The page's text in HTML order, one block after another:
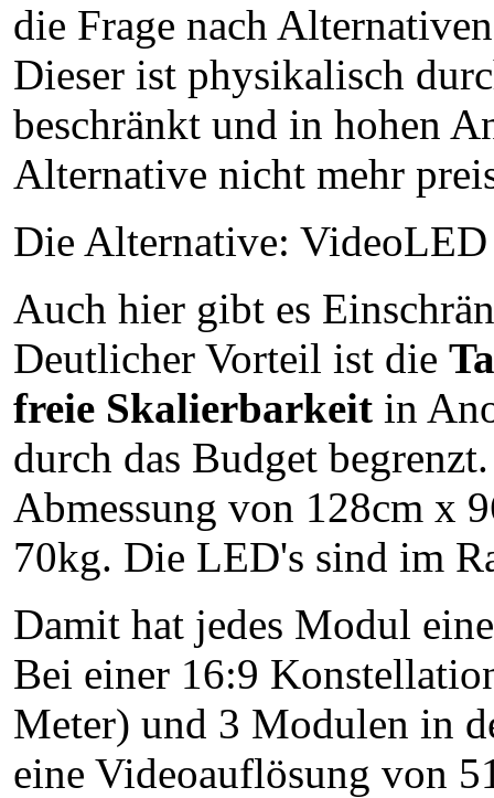
die Frage nach
Dieser ist physikalisch
beschränkt und in hohen
Alternative nicht mehr
Die Alternative: VideoLED
Auch hier gibt es
Deutlicher Vorteil ist die
freie Skalierbarkeit in
durch das Budget
Abmessung von 128cm x
70kg. Die LED's sind im
Damit hat jedes Modul
Bei einer 16:9
Meter) und 3 Modulen in
eine Videoauflösung von